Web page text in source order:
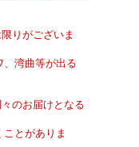
りがございま
湾曲等が出る
のお届けとなる
とがありま